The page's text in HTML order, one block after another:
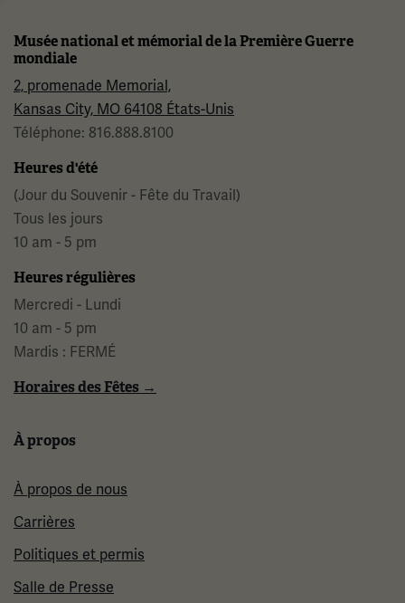
Musée national et mémorial de la Première Guerre
mondiale
2, promenade Memorial,
Kansas City, MO 64108 États-Unis
Téléphone: 816.888.8100
Heures d'été
(Jour du Souvenir - Fête du Travail)
Tous les jours
10 am - 5 pm
Heures régulières
Mercredi - Lundi
10 am - 5 pm
Mardis : FERMÉ
Horaires des Fêtes →
À propos
À propos de nous
Carrières
Politiques et permis
Salle de Presse